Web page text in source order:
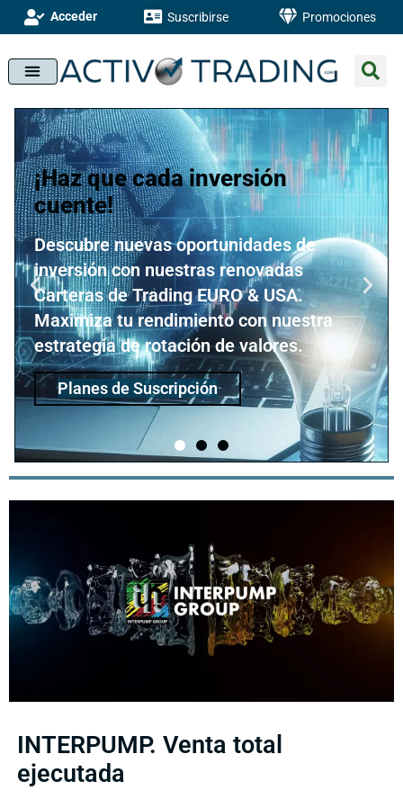
Acceder Suscribirse Promociones
¡Haz que cada inversión
cuente!
Descubre nuevas oportunidades de
inversión con nuestras renovadas
Carteras de Trading EURO & USA.
Maximiza tu rendimiento con nuestra
estrategia de rotación de valores.
Planes de Suscripción
INTERPUMP. Venta total
ejecutada